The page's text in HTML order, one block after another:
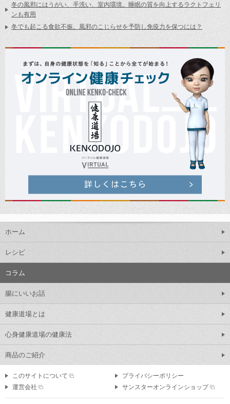
冬の風邪にはうがい、手洗い、室内環境。睡眠の質を向上するラクトフェリ
ンも有用
冬でも起こる食欲不振。風邪のこじらせを予防し免疫力を保つには？
ホーム
レシピ
コラム
腸にいいお話
健康道場とは
心身健康道場の健康法
商品のご紹介
このサイトについて
プライバシーポリシー
運営会社
サンスターオンラインショップ